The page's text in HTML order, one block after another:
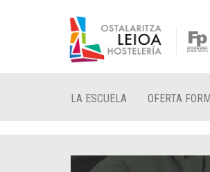
LA ESCUELA OFERTA